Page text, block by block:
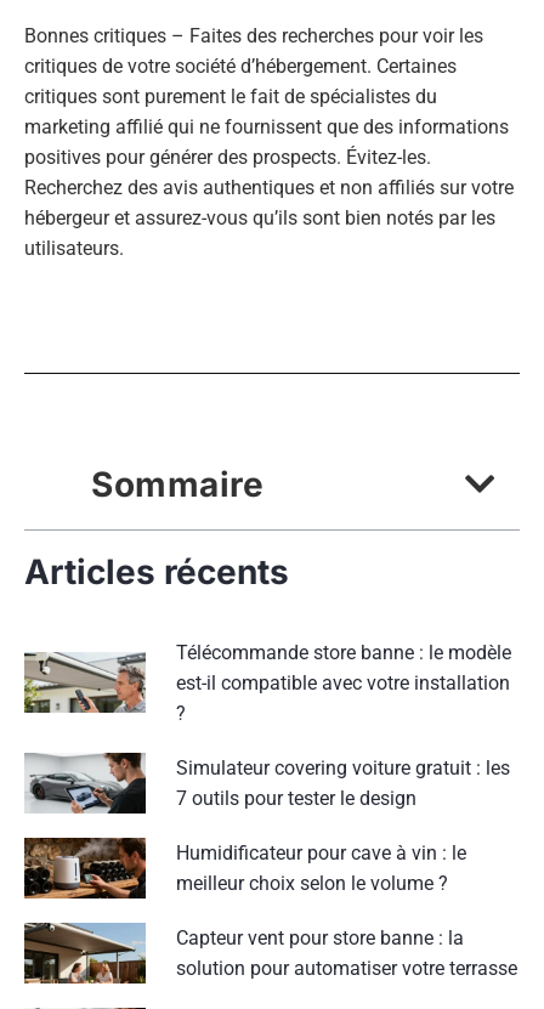
Bonnes critiques – Faites des recherches pour voir les
critiques de votre société d’hébergement. Certaines
critiques sont purement le fait de spécialistes du
marketing affilié qui ne fournissent que des informations
positives pour générer des prospects. Évitez-les.
Recherchez des avis authentiques et non affiliés sur votre
hébergeur et assurez-vous qu’ils sont bien notés par les
utilisateurs.
Sommaire
Articles récents
Télécommande store banne : le modèle
est-il compatible avec votre installation
?
Simulateur covering voiture gratuit : les
7 outils pour tester le design
Humidificateur pour cave à vin : le
meilleur choix selon le volume ?
Capteur vent pour store banne : la
solution pour automatiser votre terrasse